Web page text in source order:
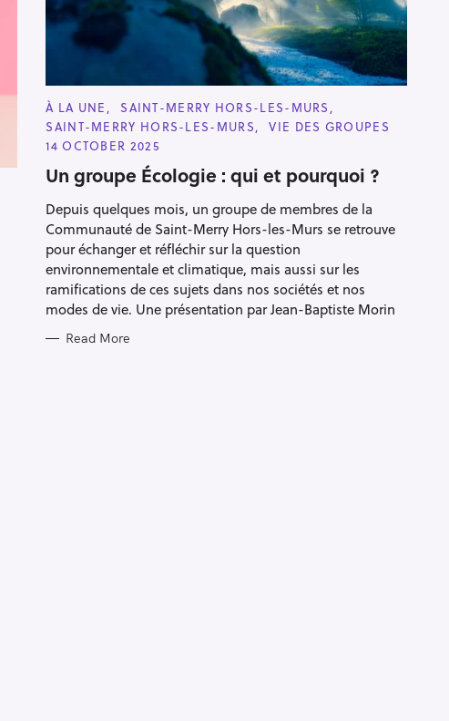
C
A
T
E
O
R
E
S
À LA UNE
SAINT-MERRY HORS-LES-MURS
SAINT-MERRY HORS-LES-MURS
VIE DES GROUPES
14 OCTOBER 2025
Un groupe Écologie : qui et pourquoi ?
Depuis quelques mois, un groupe de membres de la
Communauté de Saint-Merry Hors-les-Murs se retrouve
pour échanger et réfléchir sur la question
environnementale et climatique, mais aussi sur les
ramifications de ces sujets dans nos sociétés et nos
modes de vie. Une présentation par Jean-Baptiste Morin
Read More